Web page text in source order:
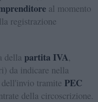
al momento
registrazione
della partita IVA,
da indicare nella
tramite PEC
della circoscrizione.